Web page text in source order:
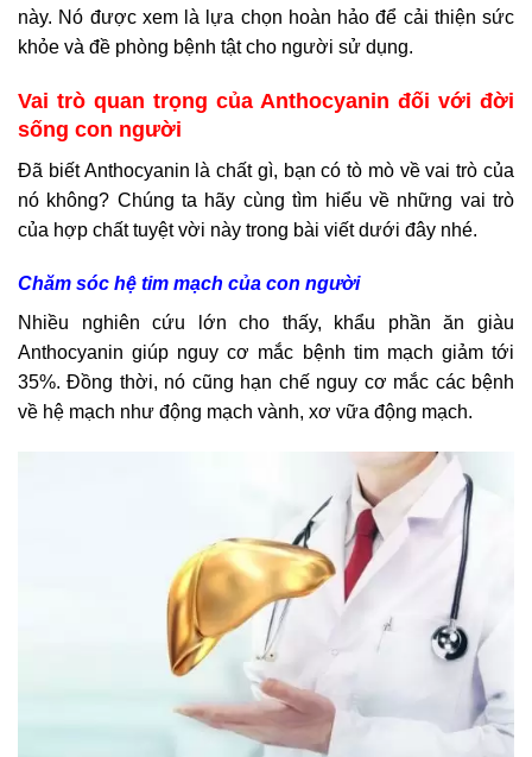
này. Nó được xem là lựa chọn hoàn hảo để cải thiện sức
khỏe và đề phòng bệnh tật cho người sử dụng.
Vai trò quan trọng của Anthocyanin đối với đời
sống con người
Đã biết Anthocyanin là chất gì, bạn có tò mò về vai trò của
nó không? Chúng ta hãy cùng tìm hiểu về những vai trò
của hợp chất tuyệt vời này trong bài viết dưới đây nhé.
Chăm sóc hệ tim mạch của con người
Nhiều nghiên cứu lớn cho thấy, khẩu phần ăn giàu
Anthocyanin giúp nguy cơ mắc bệnh tim mạch giảm tới
35%. Đồng thời, nó cũng hạn chế nguy cơ mắc các bệnh
về hệ mạch như động mạch vành, xơ vữa động mạch.